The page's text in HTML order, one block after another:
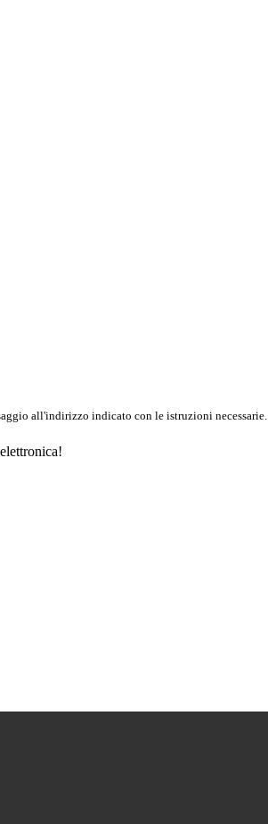
all'indirizzo indicato con le istruzioni necessarie.